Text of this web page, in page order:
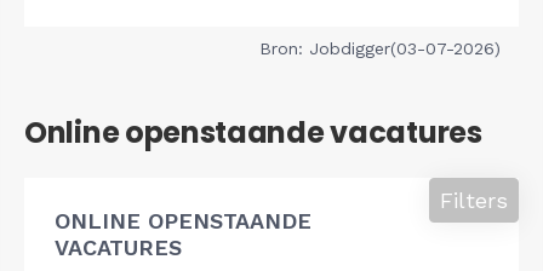
Bron: Jobdigger(03-07-2026)
Online openstaande vacatures
ONLINE OPENSTAANDE
VACATURES
Filters